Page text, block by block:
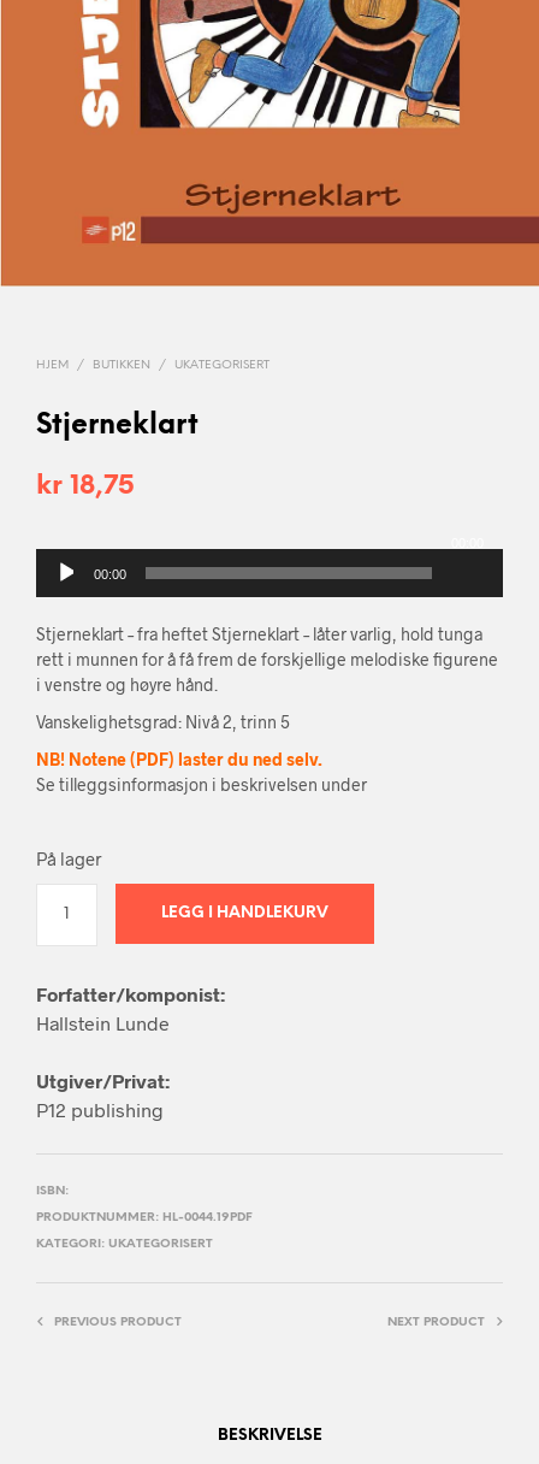
HJEM / BUTIKKEN / UKATEGORISERT
Stjerneklart
kr 18,75
Lydavspiller
00:00
Stjerneklart – fra heftet Stjerneklart – låter varlig, hold tunga
rett i munnen for å få frem de forskjellige melodiske figurene
i venstre og høyre hånd.
Vanskelighetsgrad: Nivå 2, trinn 5
NB! Notene (PDF) laster du ned selv.
Se tilleggsinformasjon i beskrivelsen under
På lager
LEGG I HANDLEKURV
Forfatter/komponist:
Hallstein Lunde
Utgiver/Privat:
P12 publishing
ISBN:
PRODUKTNUMMER: HL-0044.19PDF
KATEGORI: UKATEGORISERT
PREVIOUS PRODUCT NEXT PRODUCT
BESKRIVELSE